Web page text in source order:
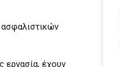
ασφαλιστικών
εργασία, έχουν